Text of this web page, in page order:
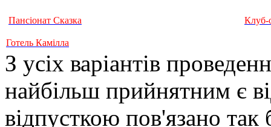
Пансіонат Сказка Клуб-
Готель Камілла
З усіх варіантів
найбільш прийнятним є
відпусткою пов'язано